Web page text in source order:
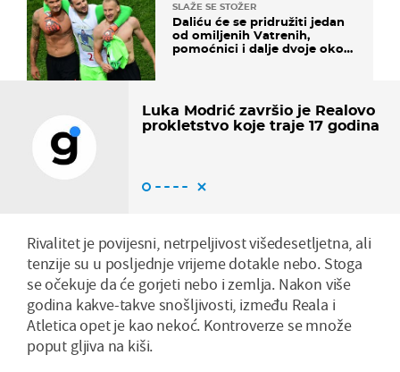
SLAŽE SE STOŽER
Daliću će se pridružiti jedan
od omiljenih Vatrenih,
pomoćnici i dalje dvoje oko
Luka Modrić završio je Realovo
prokletstvo koje traje 17 godina
Rivalitet je povijesni, netrpeljivost višedesetljetna, ali
tenzije su u posljednje vrijeme dotakle nebo. Stoga
se očekuje da će gorjeti nebo i zemlja. Nakon više
godina kakve-takve snošljivosti, između Reala i
Atletica opet je kao nekoć. Kontroverze se množe
poput gljiva na kiši.